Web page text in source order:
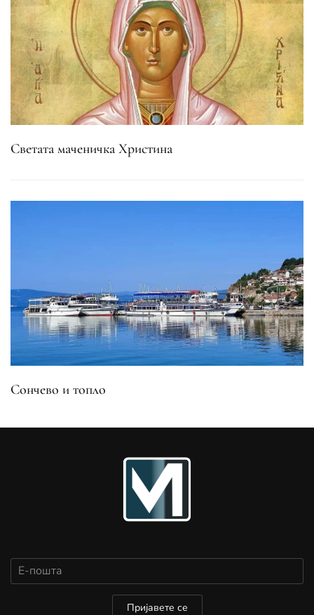
Светата маченичка Христина
Сончево и топло
Пријавете се